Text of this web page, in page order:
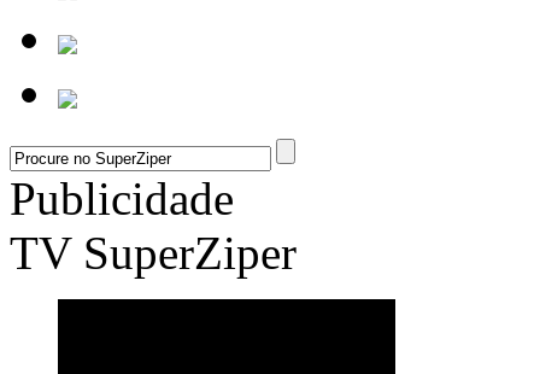
Publicidade
TV SuperZiper